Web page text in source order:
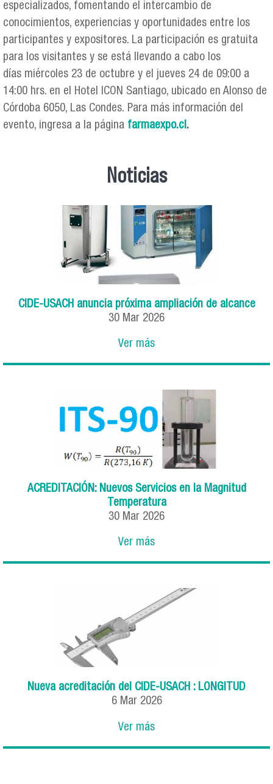
especializados, fomentando el intercambio de
conocimientos, experiencias y oportunidades entre los
participantes y expositores. La participación es gratuita
para los visitantes y se está llevando a cabo los
días miércoles 23 de octubre y el jueves 24 de 09:00 a
14:00 hrs. en el Hotel ICON Santiago, ubicado en Alonso de
Córdoba 6050, Las Condes. Para más información del
evento, ingresa a la página farmaexpo.cl.
Noticias
CIDE-USACH anuncia próxima ampliación de alcance
30 Mar 2026
Ver más
ACREDITACIÓN: Nuevos Servicios en la Magnitud
Temperatura
30 Mar 2026
Ver más
Nueva acreditación del CIDE-USACH : LONGITUD
6 Mar 2026
Ver más